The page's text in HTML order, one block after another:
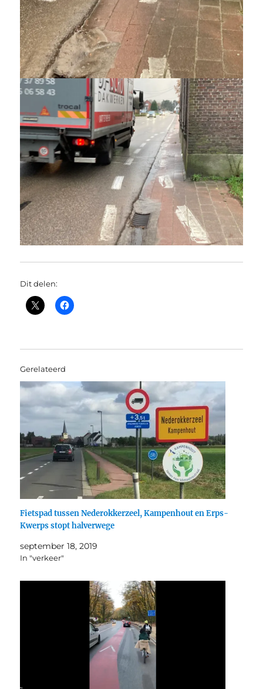
Dit delen:
Gerelateerd
Fietspad tussen Nederokkerzeel, Kampenhout en Erps-
Kwerps stopt halverwege
september 18, 2019
In "verkeer"